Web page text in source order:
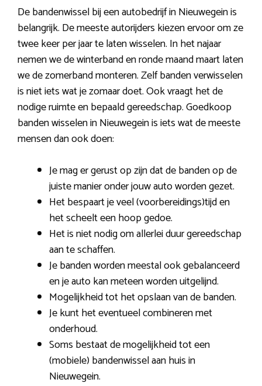
De bandenwissel bij een autobedrijf in Nieuwegein is
belangrijk. De meeste autorijders kiezen ervoor om ze
twee keer per jaar te laten wisselen. In het najaar
nemen we de winterband en ronde maand maart laten
we de zomerband monteren. Zelf banden verwisselen
is niet iets wat je zomaar doet. Ook vraagt het de
nodige ruimte en bepaald gereedschap. Goedkoop
banden wisselen in Nieuwegein is iets wat de meeste
mensen dan ook doen:
Je mag er gerust op zijn dat de banden op de
juiste manier onder jouw auto worden gezet.
Het bespaart je veel (voorbereidings)tijd en
het scheelt een hoop gedoe.
Het is niet nodig om allerlei duur gereedschap
aan te schaffen.
Je banden worden meestal ook gebalanceerd
en je auto kan meteen worden uitgelijnd.
Mogelijkheid tot het opslaan van de banden.
Je kunt het eventueel combineren met
onderhoud.
Soms bestaat de mogelijkheid tot een
(mobiele) bandenwissel aan huis in
Nieuwegein.